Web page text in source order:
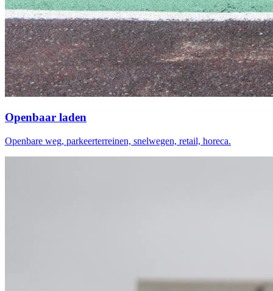
Openbaar laden
Openbare weg, parkeerterreinen, snelwegen, retail, horeca.